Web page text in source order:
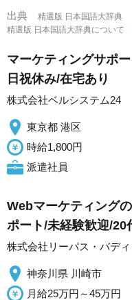
出典
精選版 日本国語大辞典
精選版 日本国語大辞典について
マーケティングサポ
日祝休み/在宅あり
株式会社ベルシステム24
東京都 港区
時給1,800円
派遣社員
Webマーケティング
ポート/未経験歓迎/20
株式会社リーパス・バディ
神奈川県 川崎市
月給25万円～45万円